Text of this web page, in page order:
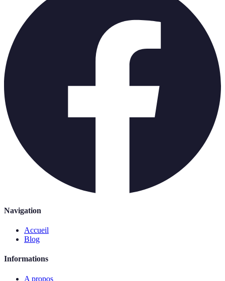
Navigation
Accueil
Blog
Informations
A propos